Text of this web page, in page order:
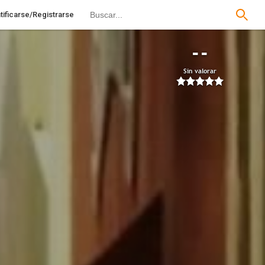
Registrarse
--
Sin valorar